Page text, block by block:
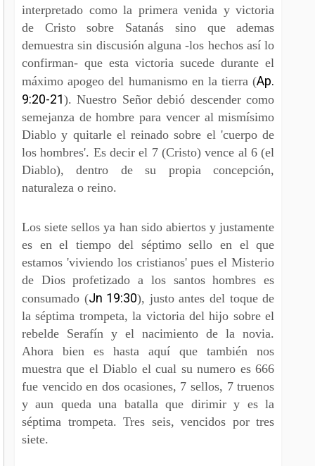
interpretado como la primera venida y victoria
de Cristo sobre Satanás sino que ademas
demuestra sin discusión alguna -los hechos así lo
confirman- que esta victoria sucede durante el
máximo apogeo del humanismo en la tierra (Ap.
9:20-21). Nuestro Señor debió descender como
semejanza de hombre para vencer al mismísimo
Diablo y quitarle el reinado sobre el 'cuerpo de
los hombres'. Es decir el 7 (Cristo) vence al 6 (el
Diablo), dentro de su propia concepción,
naturaleza o reino.
Los siete sellos ya han sido abiertos y justamente
es en el tiempo del séptimo sello en el que
estamos 'viviendo los cristianos' pues el Misterio
de Dios profetizado a los santos hombres es
consumado (Jn 19:30), justo antes del toque de
la séptima trompeta, la victoria del hijo sobre el
rebelde Serafín y el nacimiento de la novia.
Ahora bien es hasta aquí que también nos
muestra que el Diablo el cual su numero es 666
fue vencido en dos ocasiones, 7 sellos, 7 truenos
y aun queda una batalla que dirimir y es la
séptima trompeta. Tres seis, vencidos por tres
siete.